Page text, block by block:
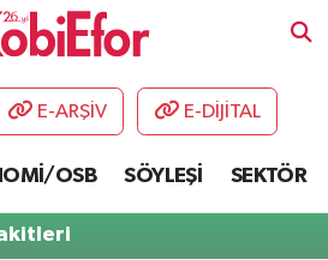
E-ARŞİV E-DİJİTAL
OSB SÖYLEŞİ SEKTÖR